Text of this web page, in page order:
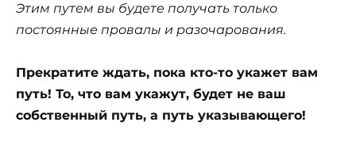
Этим путем вы будете получать только
постоянные провалы и разочарования.
Прекратите ждать, пока кто-то укажет вам
путь! То, что вам укажут, будет не ваш
собственный путь, а путь указывающего!